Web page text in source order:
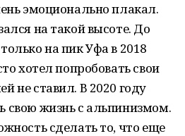
эмоционально плакал.
на такой высоте. До
на пик Уфа в 2018
хотел попробовать свои
не ставил. В 2020 году
свою жизнь с альпинизмом.
сделать то, что еще